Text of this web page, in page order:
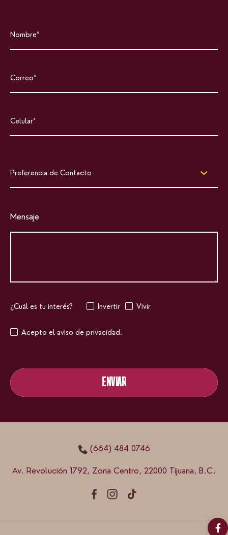
Preferencia de Contacto
Mensaje
¿Cuál es tu interés? Invertir Vivir
Acepto el aviso de privacidad.
ENVIAR
(664) 484 0746
Av. Revolución 1792, Zona Centro, 22000 Tijuana, B.C.